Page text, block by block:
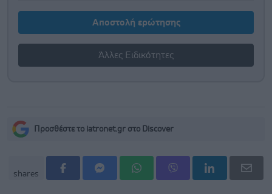
Αποστολή ερώτησης
Άλλες Ειδικότητες
Προσθέστε το iatronet.gr στο Discover
shares